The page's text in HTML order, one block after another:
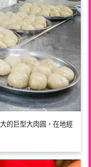
的巨型大肉圓，在地經